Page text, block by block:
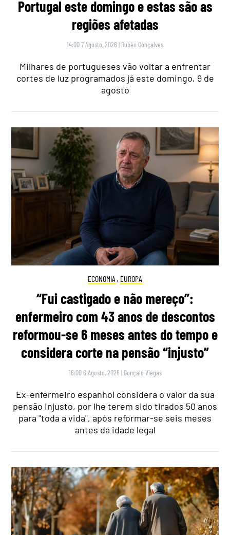
Portugal este domingo e estas são as
regiões afetadas
14:00 7 Agosto, 2026 | Rubén Gonçalves
Milhares de portugueses vão voltar a enfrentar
cortes de luz programados já este domingo, 9 de
agosto
ECONOMIA , EUROPA
“Fui castigado e não mereço”:
enfermeiro com 43 anos de descontos
reformou-se 6 meses antes do tempo e
considera corte na pensão “injusto”
16:00 6 Agosto, 2026 | Gonçalo Viegas
Ex-enfermeiro espanhol considera o valor da sua
pensão injusto, por lhe terem sido tirados 50 anos
para "toda a vida", após reformar-se seis meses
antes da idade legal